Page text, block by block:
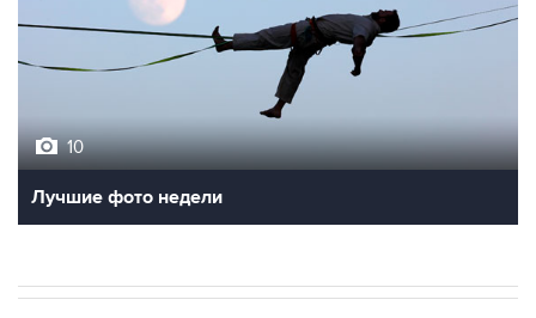
10
Лучшие фото недели